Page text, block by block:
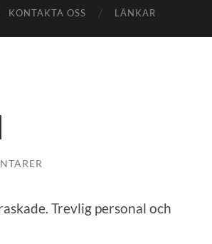
KONTAKTA OSS LÄNKAR
Trevlig personal och